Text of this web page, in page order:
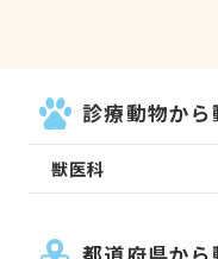
診療動物か
獣医科